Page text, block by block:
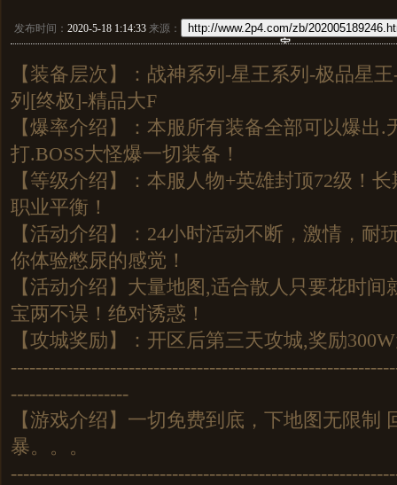
发布时间： 2020-5-18 1:14:33 来源： http://www.2p4.com/zb/
宝
【装备层次】：战神系列-星王系列-极品星
列[终极]-精品大F
【爆率介绍】：本服所有装备全部可以爆出.
打.BOSS大怪爆一切装备！
【等级介绍】：本服人物+英雄封顶72级！
职业平衡！
【活动介绍】：24小时活动不断，激情，耐
你体验憋尿的感觉！
【活动介绍】大量地图,适合散人只要花时间
宝两不误！绝对诱惑！
【攻城奖励】：开区后第三天攻城,奖励
-------------------
【游戏介绍】一切免费到底，下地图无限制
暴。。。